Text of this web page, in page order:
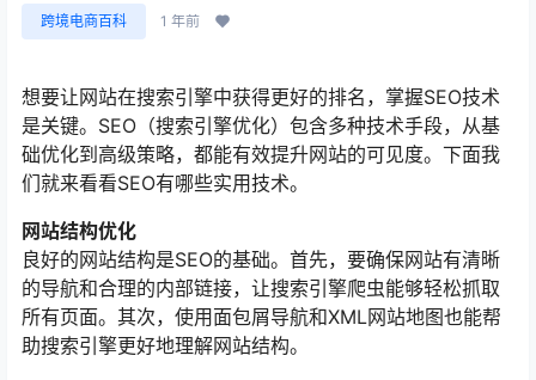
跨境电商百科 1 年前
想要让网站在搜索引擎中获得更好的排名，掌握SEO技术
是关键。SEO（搜索引擎优化）包含多种技术手段，从基
础优化到高级策略，都能有效提升网站的可见度。下面我
们就来看看SEO有哪些实用技术。
网站结构优化
良好的网站结构是SEO的基础。首先，要确保网站有清晰
的导航和合理的内部链接，让搜索引擎爬虫能够轻松抓取
所有页面。其次，使用面包屑导航和XML网站地图也能帮
助搜索引擎更好地理解网站结构。